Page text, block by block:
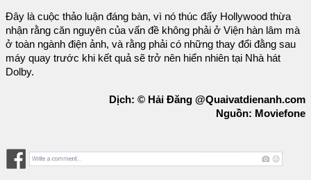
Đây là cuộc thảo luận đáng bàn, vì nó thúc đẩy Hollywood thừa
nhận rằng căn nguyên của vấn đề không phải ở Viện hàn lâm mà
ở toàn ngành điện ảnh, và rằng phải có những thay đổi đằng sau
máy quay trước khi kết quả sẽ trở nên hiển nhiên tại Nhà hát
Dolby.
Dịch: © Hải Đăng @Quaivatdienanh.com
Nguồn: Moviefone